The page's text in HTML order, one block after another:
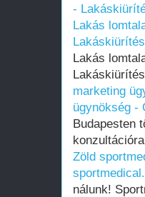
-
Lakás
Lakás
marketing
ügynökség -
Budapesten
Zöld
nálunk!